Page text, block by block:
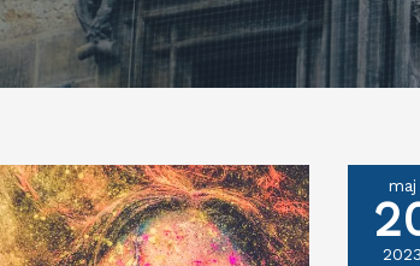
maj
2023